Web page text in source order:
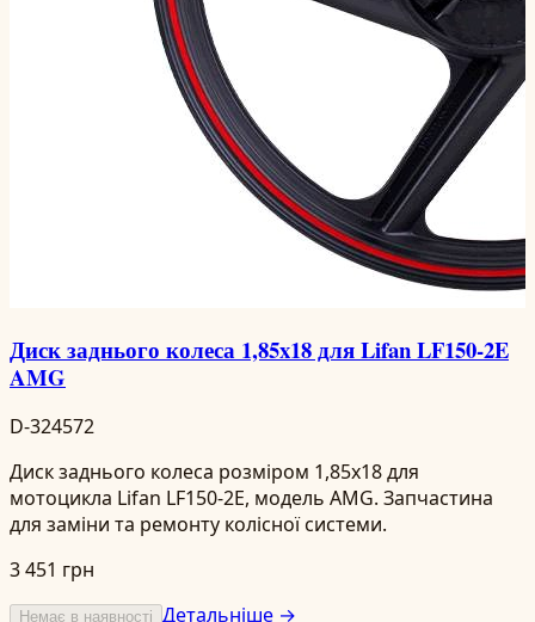
Диск заднього колеса 1,85x18 для Lifan LF150-2E
AMG
D-324572
Диск заднього колеса розміром 1,85x18 для
мотоцикла Lifan LF150-2E, модель AMG. Запчастина
для заміни та ремонту колісної системи.
3 451 грн
Немає в наявності Детальніше →